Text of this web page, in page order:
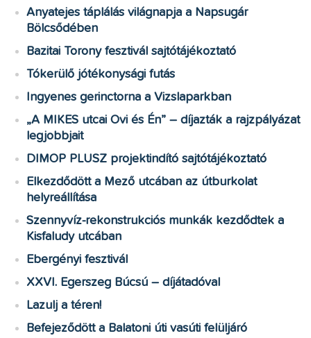
Anyatejes táplálás világnapja a Napsugár
Bölcsődében
Bazitai Torony fesztivál sajtótájékoztató
Tókerülő jótékonysági futás
Ingyenes gerinctorna a Vizslaparkban
„A MIKES utcai Ovi és Én” – díjazták a rajzpályázat
legjobbjait
DIMOP PLUSZ projektindító sajtótájékoztató
Elkezdődött a Mező utcában az útburkolat
helyreállítása
Szennyvíz-rekonstrukciós munkák kezdődtek a
Kisfaludy utcában
Ebergényi fesztivál
XXVI. Egerszeg Búcsú – díjátadóval
Lazulj a téren!
Befejeződött a Balatoni úti vasúti felüljáró